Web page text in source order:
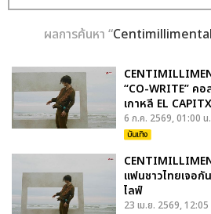
ผลการค้นหา “Centimillimental
“CO-WRITE” ค
เกาหลี EL
6 ก.ค. 2569, 01:00 น.
บันเทิง
แฟนชาวไทยเจอกั
ไลฟ์
23 เม.ย. 2569, 12:05